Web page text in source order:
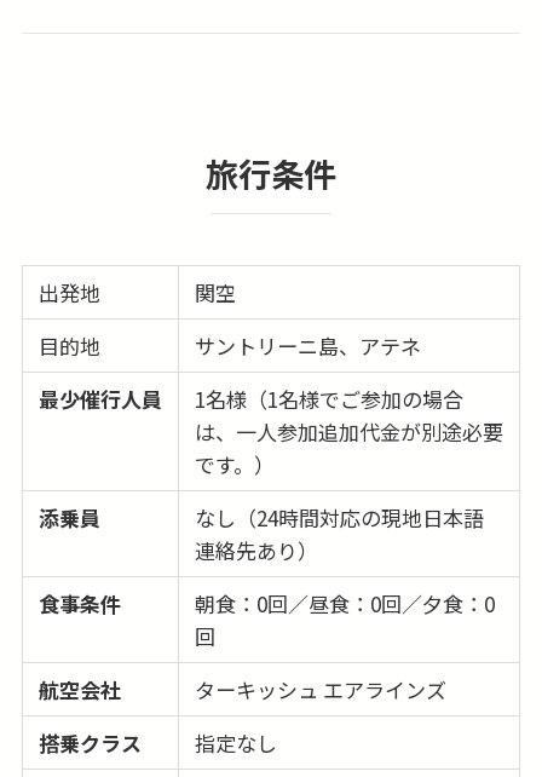
旅行条件
出発地
関空
目的地
サントリーニ島、アテネ
最少催行人員
1名様（1名様でご参加の場合
は、一人参加追加代金が別途必要
です。）
添乗員
なし（24時間対応の現地日本語
連絡先あり）
食事条件
朝食：0回／昼食：0回／夕食：0
回
航空会社
ターキッシュ エアラインズ
搭乗クラス
指定なし